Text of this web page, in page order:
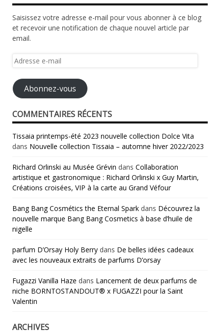
Saisissez votre adresse e-mail pour vous abonner à ce blog
et recevoir une notification de chaque nouvel article par
email.
Adresse
mail
Abonnez-vous
COMMENTAIRES RÉCENTS
Tissaia printemps-été 2023 nouvelle collection Dolce Vita
dans Nouvelle collection Tissaia – automne hiver 2022/2023
Richard Orlinski au Musée Grévin dans Collaboration
artistique et gastronomique : Richard Orlinski x Guy Martin,
Créations croisées, VIP à la carte au Grand Véfour
Bang Bang Cosmétics the Eternal Spark dans Découvrez la
nouvelle marque Bang Bang Cosmetics à base d’huile de
nigelle
parfum D’Orsay Holy Berry dans De belles idées cadeaux
avec les nouveaux extraits de parfums D’orsay
Fugazzi Vanilla Haze dans Lancement de deux parfums de
niche BORNTOSTANDOUT® x FUGAZZI pour la Saint
Valentin
ARCHIVES